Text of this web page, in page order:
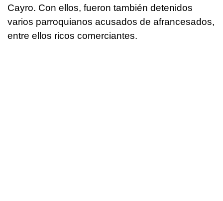
Cayro. Con ellos, fueron también detenidos
varios parroquianos acusados de afrancesados,
entre ellos ricos comerciantes.